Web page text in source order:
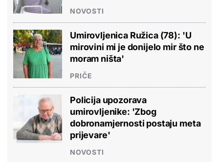
NOVOSTI
Umirovljenica Ružica (78): 'U
mirovini mi je donijelo mir što ne
moram ništa'
PRIČE
Policija upozorava
umirovljenike: 'Zbog
dobronamjernosti postaju meta
prijevare'
NOVOSTI